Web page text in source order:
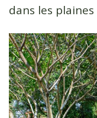
dans les